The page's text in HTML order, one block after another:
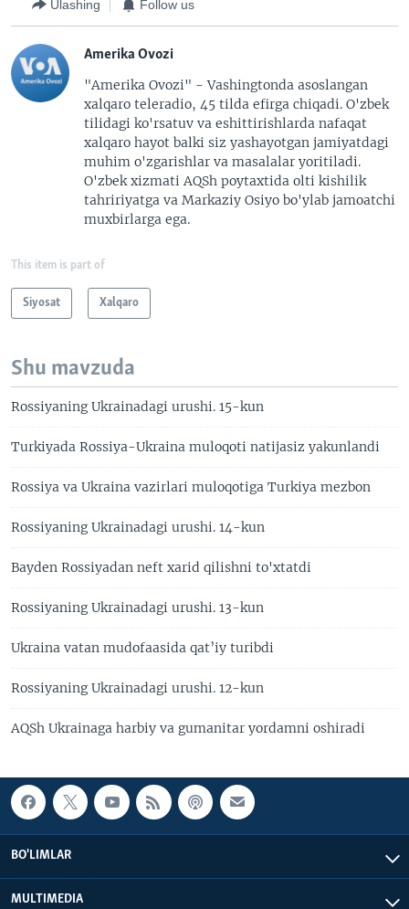
Ulashing Follow us
Amerika Ovozi
"Amerika Ovozi" - Vashingtonda asoslangan
xalqaro teleradio, 45 tilda efirga chiqadi. O'zbek
tilidagi ko'rsatuv va eshittirishlarda nafaqat
xalqaro hayot balki siz yashayotgan jamiyatdagi
muhim o'zgarishlar va masalalar yoritiladi.
O'zbek xizmati AQSh poytaxtida olti kishilik
tahririyatga va Markaziy Osiyo bo'ylab jamoatchi
muxbirlarga ega.
This item is part of
Siyosat Xalqaro
Shu mavzuda
Rossiyaning Ukrainadagi urushi. 15-kun
Turkiyada Rossiya-Ukraina muloqoti natijasiz yakunlandi
Rossiya va Ukraina vazirlari muloqotiga Turkiya mezbon
Rossiyaning Ukrainadagi urushi. 14-kun
Bayden Rossiyadan neft xarid qilishni to'xtatdi
Rossiyaning Ukrainadagi urushi. 13-kun
Ukraina vatan mudofaasida qat’iy turibdi
Rossiyaning Ukrainadagi urushi. 12-kun
AQSh Ukrainaga harbiy va gumanitar yordamni oshiradi
BO'LIMLAR
MULTIMEDIA